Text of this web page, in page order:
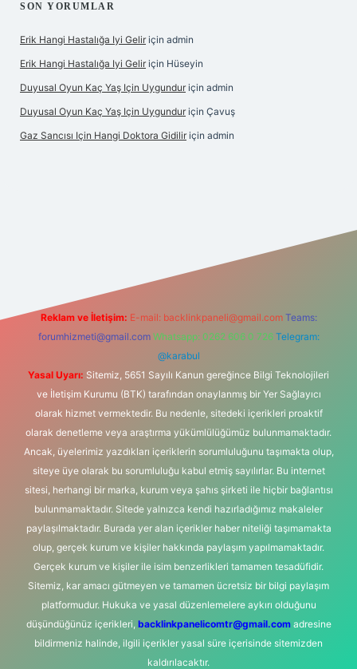
SON YORUMLAR
Erik Hangi Hastalığa Iyi Gelir için admin
Erik Hangi Hastalığa Iyi Gelir için Hüseyin
Duyusal Oyun Kaç Yaş Için Uygundur için admin
Duyusal Oyun Kaç Yaş Için Uygundur için Çavuş
Gaz Sancısı Için Hangi Doktora Gidilir için admin
Reklam ve İletişim: E-mail: backlinkpaneli@gmail.com Teams:
forumhizmeti@gmail.com Whatsapp: 0262 606 0 726 Telegram:
@karabul
Yasal Uyarı: Sitemiz, 5651 Sayılı Kanun gereğince Bilgi Teknolojileri
ve İletişim Kurumu (BTK) tarafından onaylanmış bir Yer Sağlayıcı
olarak hizmet vermektedir. Bu nedenle, sitedeki içerikleri proaktif
olarak denetleme veya araştırma yükümlülüğümüz bulunmamaktadır.
Ancak, üyelerimiz yazdıkları içeriklerin sorumluluğunu taşımakta olup,
siteye üye olarak bu sorumluluğu kabul etmiş sayılırlar. Bu internet
sitesi, herhangi bir marka, kurum veya şahıs şirketi ile hiçbir bağlantısı
bulunmamaktadır. Sitede yalnızca kendi hazırladığımız makaleler
paylaşılmaktadır. Burada yer alan içerikler haber niteliği taşımamakta
olup, gerçek kurum ve kişiler hakkında paylaşım yapılmamaktadır.
Gerçek kurum ve kişiler ile isim benzerlikleri tamamen tesadüfidir.
Sitemiz, kar amacı gütmeyen ve tamamen ücretsiz bir bilgi paylaşım
platformudur. Hukuka ve yasal düzenlemelere aykırı olduğunu
düşündüğünüz içerikleri, backlinkpanelicomtr@gmail.comadresine
bildirmeniz halinde, ilgili içerikler yasal süre içerisinde sitemizden
kaldırılacaktır.